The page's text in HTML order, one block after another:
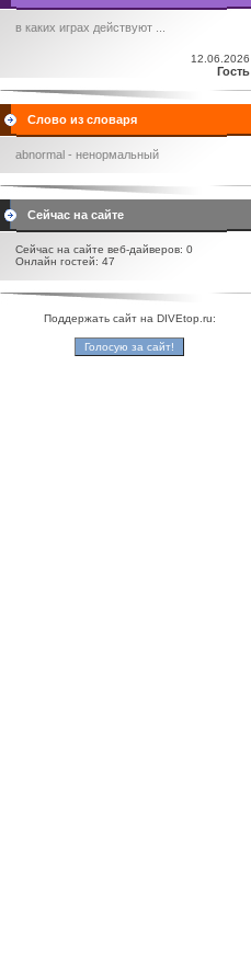
в каких играх действуют ...
12.06.2026
Гость
Слово из словаря
abnormal - ненормальный
Сейчас на сайте
Сейчас на сайте веб-дайверов: 0
Онлайн гостей: 47
Поддержать сайт на DIVEtop.ru: